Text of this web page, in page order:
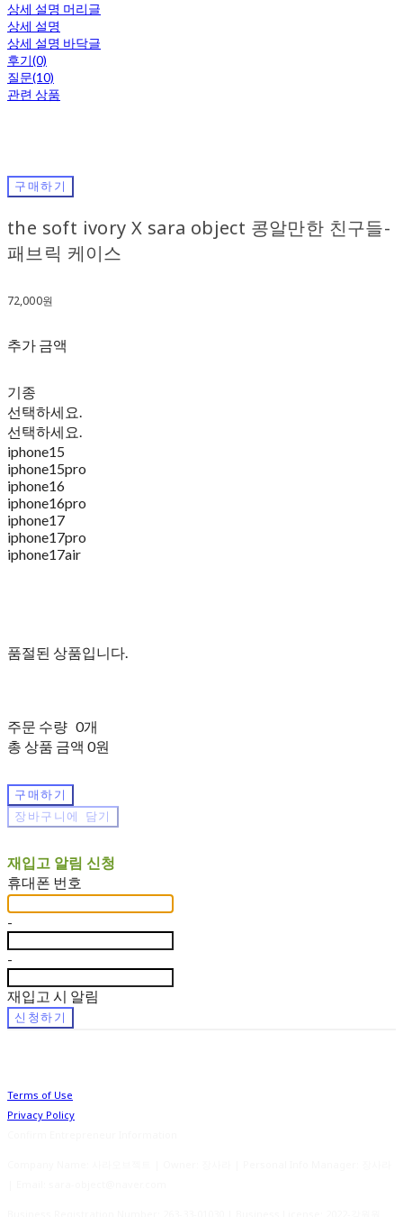
상세 설명 머리글
상세 설명
상세 설명 바닥글
후기(0)
질문(10)
관련 상품
구매하기
the soft ivory X sara object 콩알만한 친구들-
패브릭 케이스
72,000원
추가 금액
기종
선택하세요.
선택하세요.
iphone15
iphone15pro
iphone16
iphone16pro
iphone17
iphone17pro
iphone17air
품절된 상품입니다.
주문 수량 0개
총 상품 금액 0원
구매하기
장바구니에 담기
재입고 알림 신청
휴대폰 번호
-
-
재입고 시 알림
신청하기
Terms of Use
Privacy Policy